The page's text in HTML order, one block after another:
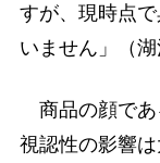
すが、現時点
いません」（湖
商品の顔であ
視認性の影響